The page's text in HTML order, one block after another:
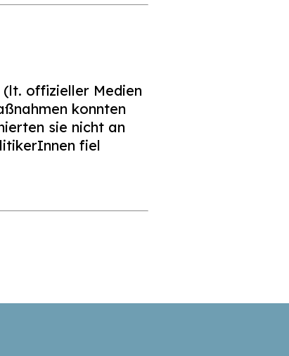
offizieller Medien
konnten
sie nicht an
fiel